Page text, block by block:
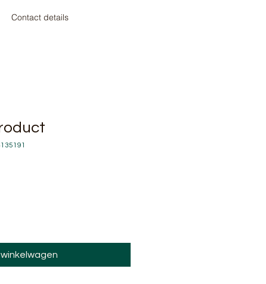
Contact details
winkelwagen